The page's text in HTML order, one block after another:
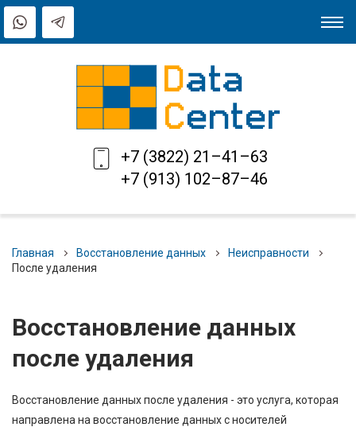
+7 (3822) 21–41–63
+7 (913) 102–87–46
Главная Восстановление данных
Неисправности
После удаления
Восстановление данных
после удаления
Восстановление данных после удаления - это услуга, которая
направлена на восстановление данных с носителей